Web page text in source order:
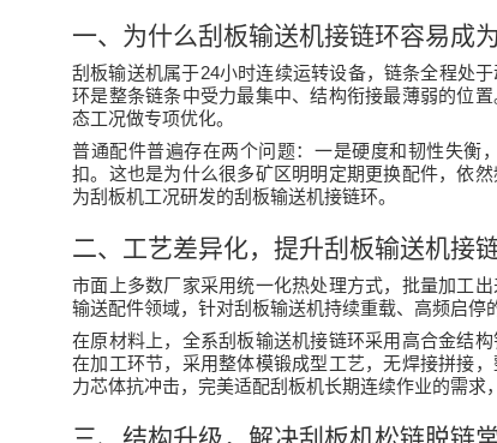
一、为什么刮板输送机接链环容易成
刮板输送机属于24小时连续运转设备，链条全程处
环是整条链条中受力最集中、结构衔接最薄弱的位
态工况做专项优化。
普通配件普遍存在两个问题：一是硬度和韧性失衡
扣。这也是为什么很多矿区明明定期更换配件，依
为刮板机工况研发的刮板输送机接链环。
二、工艺差异化，提升刮板输送机接
市面上多数厂家采用统一化热处理方式，批量加工
输送配件领域，针对刮板输送机持续重载、高频启停
在原材料上，全系刮板输送机接链环采用高合金结
在加工环节，采用整体模锻成型工艺，无焊接拼接
力芯体抗冲击，完美适配刮板机长期连续作业的需求